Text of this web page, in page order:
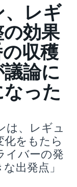
、レギ
効果
収穫
論に
った
は、レギュ
化をもたら
イバーの発
出発点」